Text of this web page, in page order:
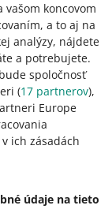
koncovom
a to aj na
analýzy, nájdete
a potrebujete.
spoločnosť
(17 partnerov),
Europe
ich zásadách
údaje na tieto